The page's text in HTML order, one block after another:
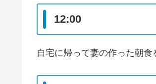
12:00
自宅に帰って妻の作った朝食